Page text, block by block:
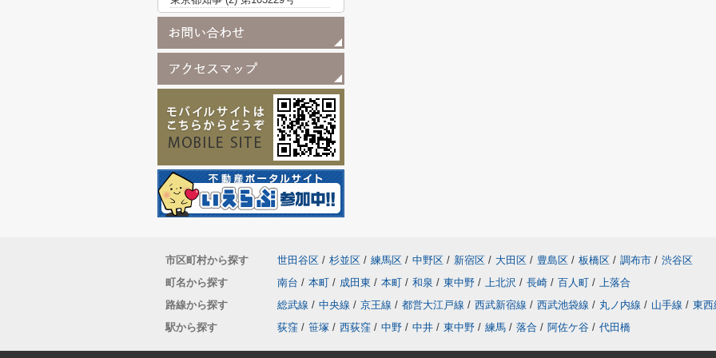
市区町村から探す 世田谷区 / 杉並区 / 練馬区 / 中野区 / 新宿区 / 大田区 / 豊島区 / 板橋区 / 調布市 / 渋谷区
町名から探す
南台 / 本町 / 成田東 / 本町 / 和泉 / 東中野 / 上北沢 / 長崎 / 百人町 / 上落合
路線から探す
総武線 / 中央線 / 京王線 / 都営大江戸線 / 西武新宿線 / 西武池袋線 / 丸ノ内線 / 山手線 / 東西
駅から探す
荻窪 / 笹塚 / 西荻窪 / 中野 / 中井 / 東中野 / 練馬 / 落合 / 阿佐ケ谷 / 代田橋